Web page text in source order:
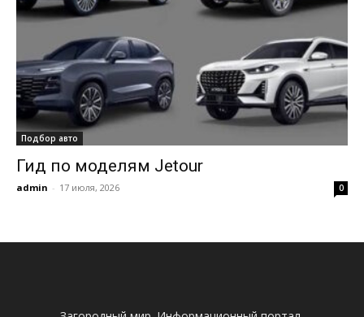
Подбор авто
Гид по моделям Jetour
admin - 17 июля, 2026 0